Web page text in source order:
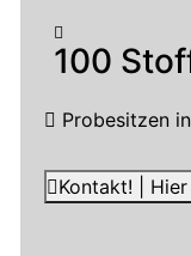
100
Probesitzen in
Kontakt! |